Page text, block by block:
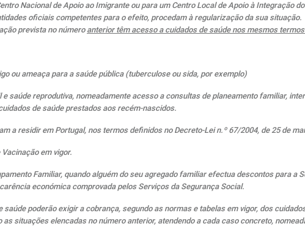
Nacional de Apoio ao Imigrante ou para um Centro Local de Apoio à Integração
oficiais competentes para o efeito, procedam à regularização da sua situação.
prevista no número anterior têm acesso a cuidados de saúde nos mesmos
ou ameaça para a saúde pública (tuberculose ou sida, por exemplo)
saúde reprodutiva, nomeadamente acesso a consultas de planeamento familiar,
de saúde prestados aos recém-nascidos.
a residir em Portugal, nos termos definidos no Decreto-Lei n.º 67/2004, de 25 de
em vigor.
Familiar, quando alguém do seu agregado familiar efectua descontos para a
económica comprovada pelos Serviços da Segurança Social.
poderão exigir a cobrança, segundo as normas e tabelas em vigor, dos
situações elencadas no número anterior, atendendo a cada caso concreto,